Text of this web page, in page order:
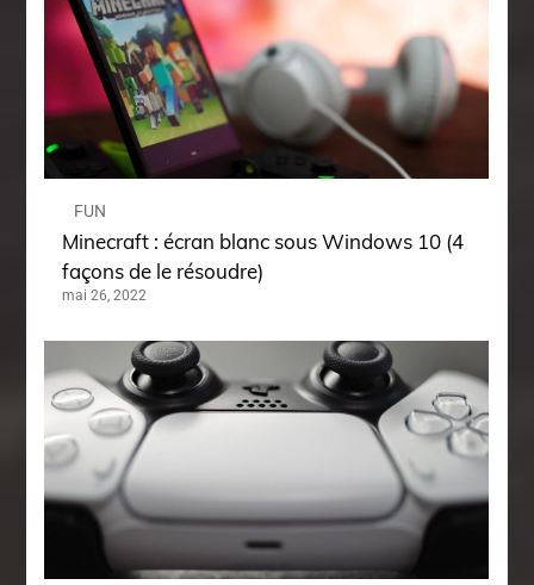
FUN
Minecraft : écran blanc sous Windows 10 (4
façons de le résoudre)
mai 26, 2022